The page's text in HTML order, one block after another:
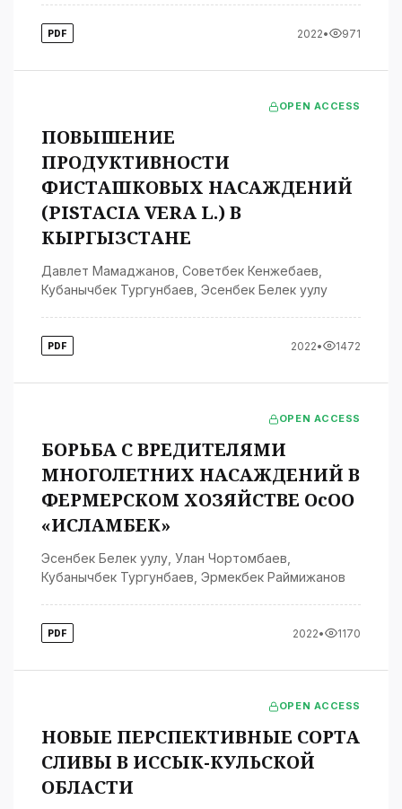
PDF 2022• 971
OPEN ACCESS
ПОВЫШЕНИЕ
ПРОДУКТИВНОСТИ
ФИСТАШКОВЫХ НАСАЖДЕНИЙ
(PISTACIA VERA L.) В
КЫРГЫЗСТАНЕ
Давлет Мамаджанов Советбек Кенжебаев
Кубанычбек Тургунбаев Эсенбек Белек уулу
PDF 2022• 1472
OPEN ACCESS
БОРЬБА С ВРЕДИТЕЛЯМИ
МНОГОЛЕТНИХ НАСАЖДЕНИЙ В
ФЕРМЕРСКОМ ХОЗЯЙСТВЕ ОсОО
«ИСЛАМБЕК»
Эсенбек Белек уулу Улан Чортомбаев
Кубанычбек Тургунбаев Эрмекбек Раймижанов
PDF 2022• 1170
OPEN ACCESS
НОВЫЕ ПЕРСПЕКТИВНЫЕ СОРТА
СЛИВЫ В ИССЫК-КУЛЬСКОЙ
ОБЛАСТИ